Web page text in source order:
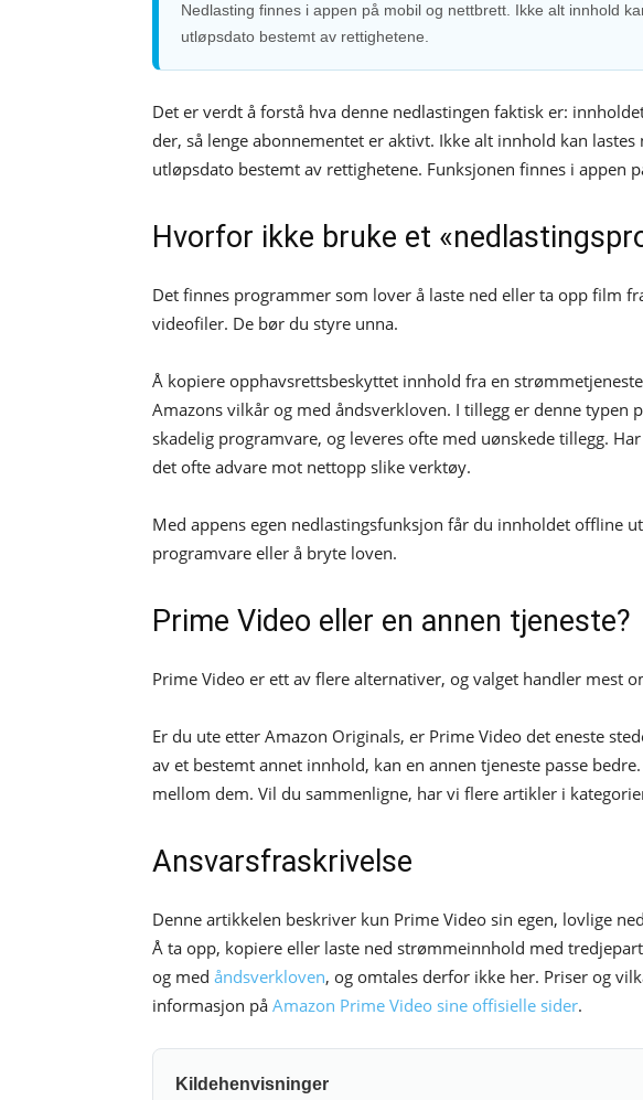
Nedlasting finnes i appen på mobil og nettbrett. Ikke alt innhold
utløpsdato bestemt av rettighetene.
Det er verdt å forstå hva denne nedlastingen faktisk er:
der, så lenge abonnementet er aktivt. Ikke alt innhold kan
utløpsdato bestemt av rettighetene. Funksjonen finnes i appen
Hvorfor ikke bruke et
Det finnes programmer som lover å laste ned eller ta opp film
videofiler. De bør du styre unna.
Å kopiere opphavsrettsbeskyttet innhold fra en
Amazons vilkår og med åndsverkloven. I tillegg er denne typen
skadelig programvare, og leveres ofte med uønskede tillegg.
det ofte advare mot nettopp slike verktøy.
Med appens egen nedlastingsfunksjon får du innholdet offline
programvare eller å bryte loven.
Prime Video eller en annen tjeneste?
Prime Video er ett av flere alternativer, og valget handler mest
Er du ute etter Amazon Originals, er Prime Video det eneste
av et bestemt annet innhold, kan en annen tjeneste passe
mellom dem. Vil du sammenligne, har vi flere artikler i
Ansvarsfraskrivelse
Denne artikkelen beskriver kun Prime Video sin egen, lovlige
Å ta opp, kopiere eller laste ned strømmeinnhold med
og med åndsverkloven, og omtales derfor ikke her. Priser og
informasjon på Amazon Prime Video sine offisielle sider.
Kildehenvisninger